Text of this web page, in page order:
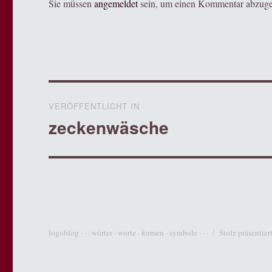
Sie müssenangemeldetsein, um einen Kommentar
VERÖFFENTLICHT IN
zeckenwäsche
logoblog · · · wörter · worte · formen · symbole · · · Stolz